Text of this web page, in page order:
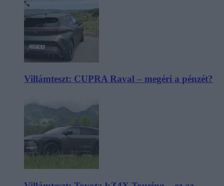
Villámteszt: CUPRA Raval – megéri a pénzét?